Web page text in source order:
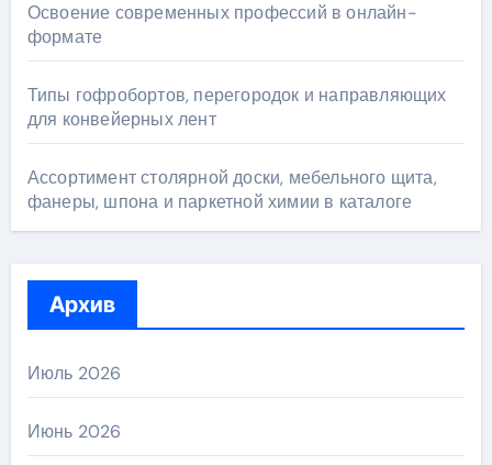
Освоение современных профессий в онлайн-
формате
Типы гофробортов, перегородок и направляющих
для конвейерных лент
Ассортимент столярной доски, мебельного щита,
фанеры, шпона и паркетной химии в каталоге
Архив
Июль 2026
Июнь 2026